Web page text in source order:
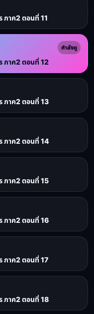
Jujutsu Kaisen ss2 มหาเวทย์ผนึกมาร ภาค2 ตอนที่ 11
กำลังดู
Jujutsu Kaisen ss2 มหาเวทย์ผนึกมาร ภาค2 ตอนที่ 12
Jujutsu Kaisen ss2 มหาเวทย์ผนึกมาร ภาค2 ตอนที่ 13
Jujutsu Kaisen ss2 มหาเวทย์ผนึกมาร ภาค2 ตอนที่ 14
Jujutsu Kaisen ss2 มหาเวทย์ผนึกมาร ภาค2 ตอนที่ 15
Jujutsu Kaisen ss2 มหาเวทย์ผนึกมาร ภาค2 ตอนที่ 16
Jujutsu Kaisen ss2 มหาเวทย์ผนึกมาร ภาค2 ตอนที่ 17
Jujutsu Kaisen ss2 มหาเวทย์ผนึกมาร ภาค2 ตอนที่ 18